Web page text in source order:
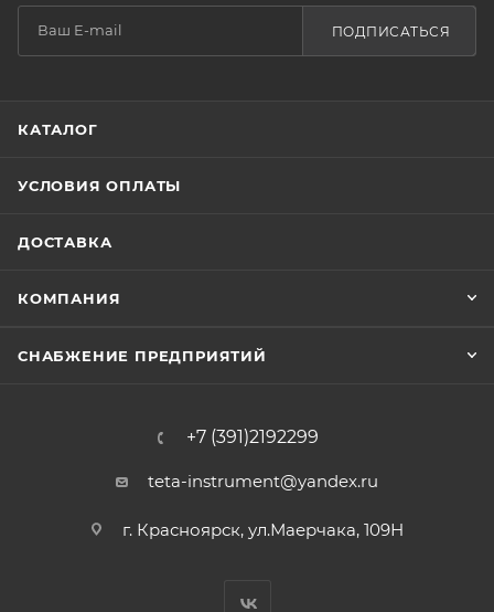
ПОДПИСАТЬСЯ
КАТАЛОГ
УСЛОВИЯ ОПЛАТЫ
ДОСТАВКА
КОМПАНИЯ
СНАБЖЕНИЕ ПРЕДПРИЯТИЙ
+7 (391)2192299
teta-instrument@yandex.ru
г. Красноярск, ул.Маерчака, 109Н